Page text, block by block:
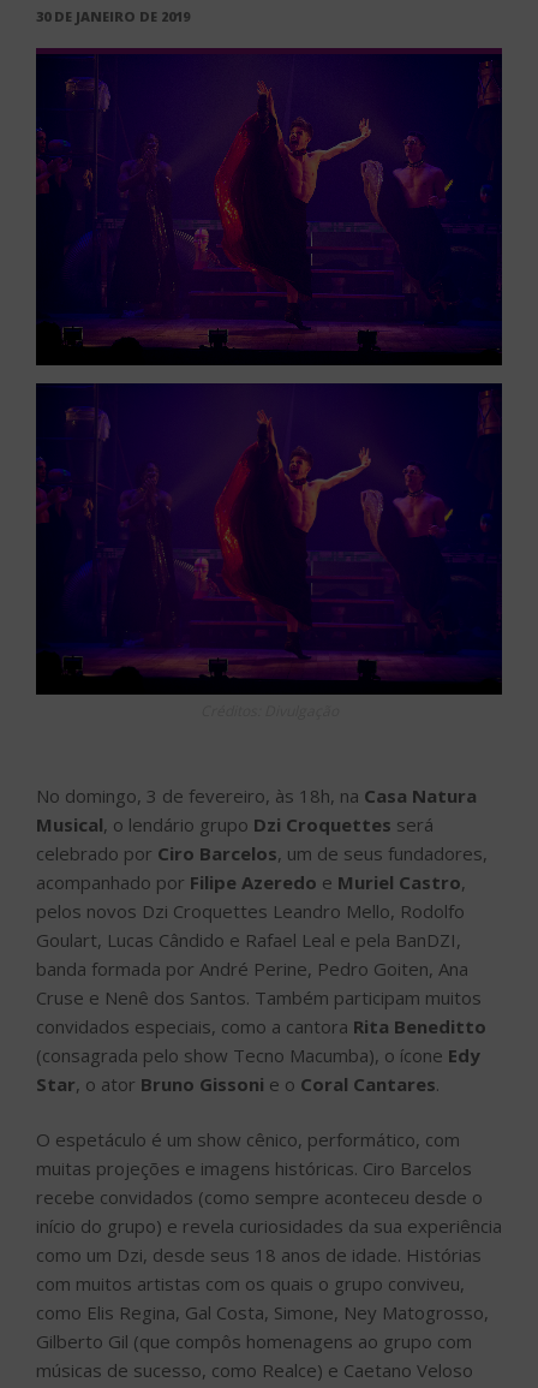
PUBLICADO
30 DE JANEIRO DE 2019
No domingo, 3 de fevereiro, às 18h, na Casa Natura
Musical, o lendário grupo Dzi Croquettes será
celebrado por Ciro Barcelos, um de seus fundadores,
acompanhado por Filipe Azeredo e Muriel Castro,
pelos novos Dzi Croquettes Leandro Mello, Rodolfo
Goulart, Lucas Cândido e Rafael Leal e pela BanDZI,
banda formada por André Perine, Pedro Goiten, Ana
Cruse e Nenê dos Santos. Também participam muitos
convidados especiais, como a cantora Rita Beneditto
(consagrada pelo show Tecno Macumba), o ícone Edy
Star, o ator Bruno Gissoni e o Coral Cantares.
O espetáculo é um show cênico, performático, com
muitas projeções e imagens históricas. Ciro Barcelos
recebe convidados (como sempre aconteceu desde o
início do grupo) e revela curiosidades da sua experiência
como um Dzi, desde seus 18 anos de idade. Histórias
com muitos artistas com os quais o grupo conviveu,
como Elis Regina, Gal Costa, Simone, Ney Matogrosso,
Gilberto Gil (que compôs homenagens ao grupo com
músicas de sucesso, como Realce) e Caetano Veloso